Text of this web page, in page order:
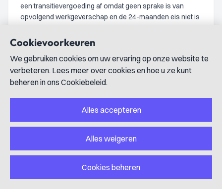
een transitievergoeding af omdat geen sprake is van
opvolgend werkgeverschap en de 24-maanden eis niet is
vervuld.
ECLI:NL:RBNNE:2015:3018
Civiel recht uitspraak
eigening extra kerstcadeaus door werknemer
23 juni 2015
De kantonrechter ontbindt de arbeidsovereenkomst van
een baliemedewerker wegens het zonder toestemming
toe-eigenen van drie extra kerstcadeaus, waardoor het
vertrouwen ernstig is geschaad.
Cookievoorkeuren
We gebruiken cookies om uw ervaring op onze website te
verbeteren. Lees meer over cookies en hoe u ze kunt
beheren in ons Cookiebeleid.
Alles accepteren
Alles weigeren
Cookies beheren